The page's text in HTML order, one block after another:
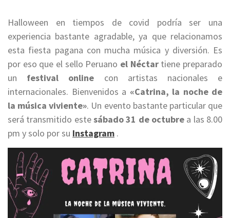
Halloween en tiempos de covid podría ser una
experiencia bastante agradable, ya que relacionamos
esta fiesta pagana con mucha música y diversión. Es
por eso que el sello Peruano el Néctartiene preparado
un festival online con artistas nacionales e
internacionales. Bienvenidos a «Catrina, la noche de
la música viviente». Un evento bastante particular que
será transmitido estesábado 31 de octubre a las 8.00
pm y solo por su Instagram .